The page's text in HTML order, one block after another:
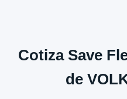
Cotiza Save
de